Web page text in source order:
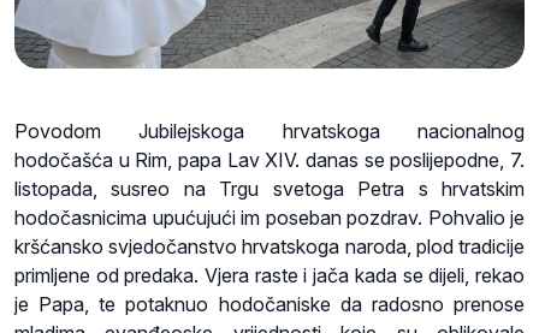
Povodom Jubilejskoga hrvatskoga nacionalnog
hodočašća u Rim, papa Lav XIV. danas se poslijepodne, 7.
listopada, susreo na Trgu svetoga Petra s hrvatskim
hodočasnicima upućujući im poseban pozdrav. Pohvalio je
kršćansko svjedočanstvo hrvatskoga naroda, plod tradicije
primljene od predaka. Vjera raste i jača kada se dijeli, rekao
je Papa, te potaknuo hodočaniske da radosno prenose